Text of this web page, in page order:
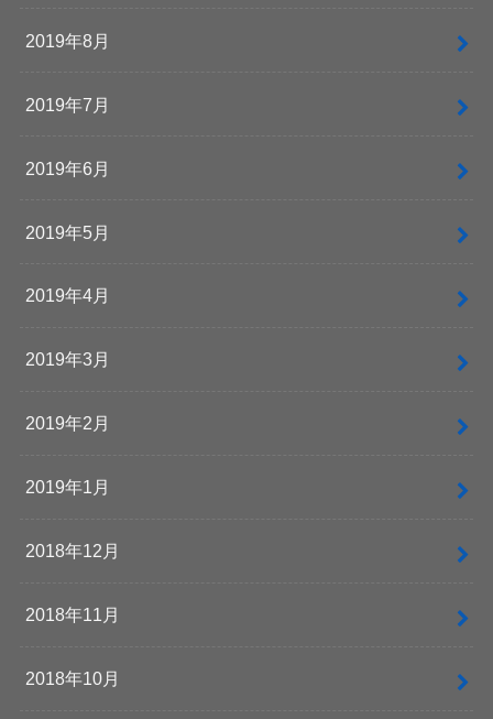
2019年8月
2019年7月
2019年6月
2019年5月
2019年4月
2019年3月
2019年2月
2019年1月
2018年12月
2018年11月
2018年10月